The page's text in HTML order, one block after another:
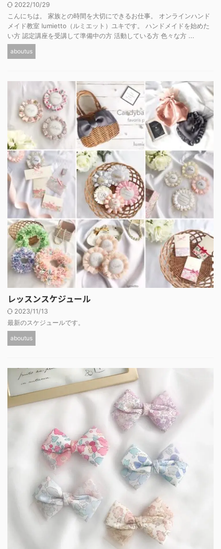
2022/10/29
こんにちは。 家族との時間を大切にできるお仕事。 オンラインハンド
メイド教室 lumietto（ルミエット）ユキです。 ハンドメイドを始めた
い方 認定講座を受講して準備中の方 活動している方 色々な方 ...
aboutus
レッスンスケジュール
2023/11/13
最新のスケジュールです。
aboutus